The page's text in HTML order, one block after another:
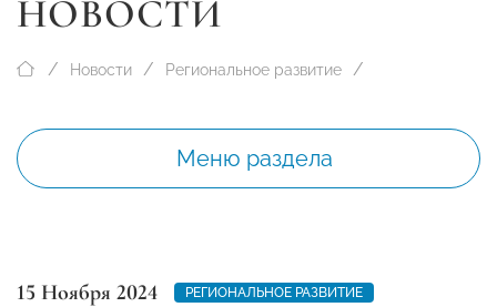
НОВОСТИ
Новости Региональное развитие
Меню раздела
15 Ноября 2024
РЕГИОНАЛЬНОЕ РАЗВИТИЕ